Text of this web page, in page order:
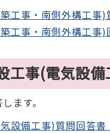
工事・南側外構工事)
工事・南側外構工事)
工事(電気設
ます。
設備工事)質問回答書